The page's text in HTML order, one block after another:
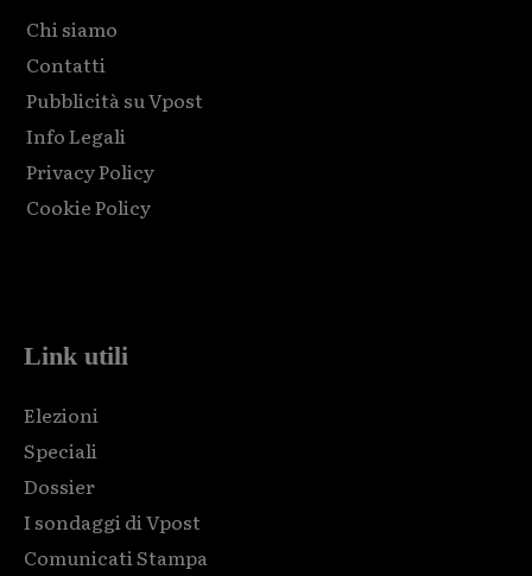
Chi siamo
Contatti
Pubblicità su Vpost
Info Legali
Privacy Policy
Cookie Policy
Link utili
Elezioni
Speciali
Dossier
I sondaggi di Vpost
Comunicati Stampa